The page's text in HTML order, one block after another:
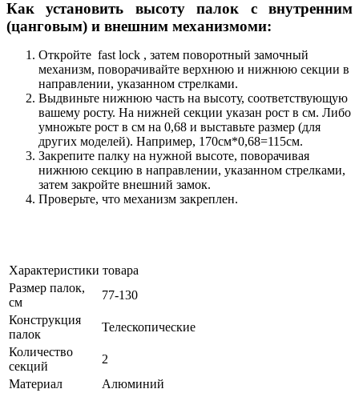
Как установить высоту палок с внутренним
(цанговым) и внешним механизмоми:
Откройте fast lock , затем поворотный замочный
механизм, поворачивайте верхнюю и нижнюю секции в
направлении, указанном стрелками.
Выдвиньте нижнюю часть на высоту, соответствующую
вашему росту. На нижней секции указан рост в см. Либо
умножьте рост в см на 0,68 и выставьте размер (для
других моделей). Например, 170см*0,68=115см.
Закрепите палку на нужной высоте, поворачивая
нижнюю секцию в направлении, указанном стрелками,
затем закройте внешний замок.
Проверьте, что механизм закреплен.
Характеристики товара
Размер палок,
см
77-130
Конструкция
палок
Телескопические
Количество
секций
2
Материал
Алюминий